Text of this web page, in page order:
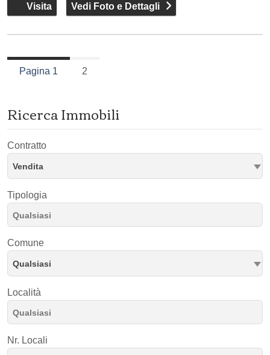
Visita Vedi Foto e Dettagli
Pagina 1 2
Ricerca Immobili
Contratto
Vendita
Tipologia
Comune
Qualsiasi
Località
Nr. Locali